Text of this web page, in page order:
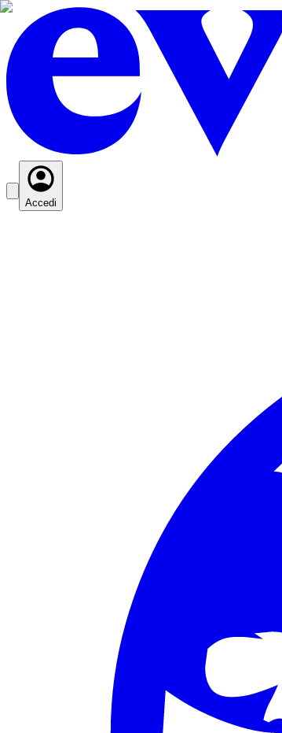
Accedi